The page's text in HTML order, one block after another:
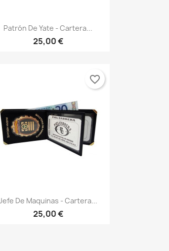
Vista rápida
Patrón De Yate - Cartera...
25,00 €
Vista rápida
De Maquinas - Cartera...
25,00 €
favorite_border